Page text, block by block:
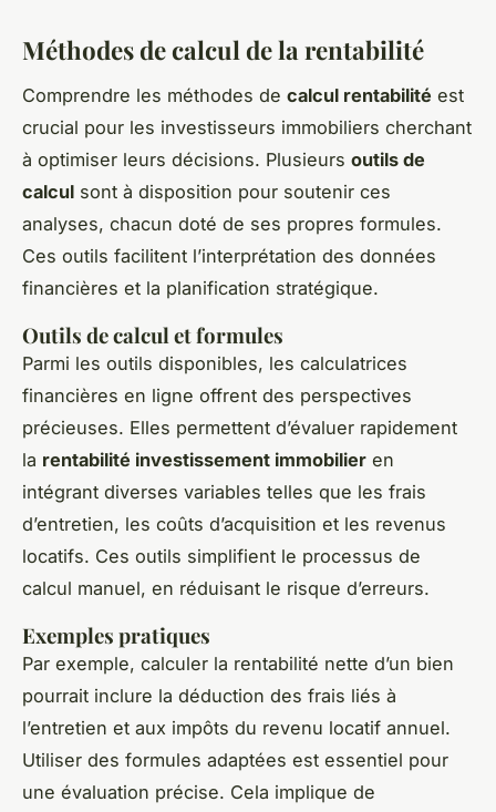
Méthodes de calcul de la rentabilité
Comprendre les méthodes de calcul rentabilité est
crucial pour les investisseurs immobiliers cherchant
à optimiser leurs décisions. Plusieurs outils de
calcul sont à disposition pour soutenir ces
analyses, chacun doté de ses propres formules.
Ces outils facilitent l’interprétation des données
financières et la planification stratégique.
Outils de calcul et formules
Parmi les outils disponibles, les calculatrices
financières en ligne offrent des perspectives
précieuses. Elles permettent d’évaluer rapidement
la rentabilité investissement immobilier en
intégrant diverses variables telles que les frais
d’entretien, les coûts d’acquisition et les revenus
locatifs. Ces outils simplifient le processus de
calcul manuel, en réduisant le risque d’erreurs.
Exemples pratiques
Par exemple, calculer la rentabilité nette d’un bien
pourrait inclure la déduction des frais liés à
l’entretien et aux impôts du revenu locatif annuel.
Utiliser des formules adaptées est essentiel pour
une évaluation précise. Cela implique de